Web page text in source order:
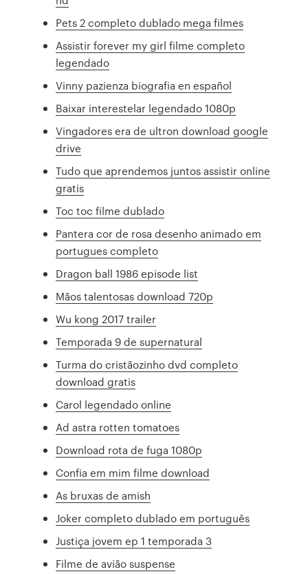
Pets 2 completo dublado mega filmes
Assistir forever my girl filme completo
legendado
Vinny pazienza biografia en español
Baixar interestelar legendado 1080p
Vingadores era de ultron download google
drive
Tudo que aprendemos juntos assistir online
gratis
Toc toc filme dublado
Pantera cor de rosa desenho animado em
portugues completo
Dragon ball 1986 episode list
Mãos talentosas download 720p
Wu kong 2017 trailer
Temporada 9 de supernatural
Turma do cristãozinho dvd completo
download gratis
Carol legendado online
Ad astra rotten tomatoes
Download rota de fuga 1080p
Confia em mim filme download
As bruxas de amish
Joker completo dublado em português
Justiça jovem ep 1 temporada 3
Filme de avião suspense